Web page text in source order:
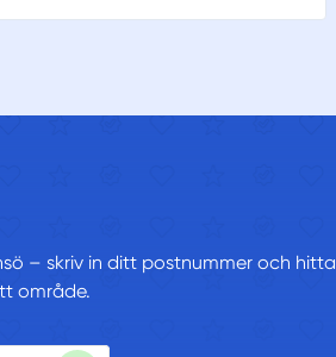
– skriv in ditt postnummer och hitta
område.